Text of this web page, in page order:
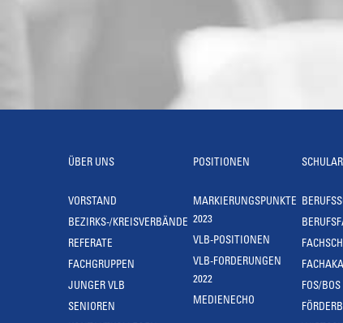
ÜBER UNS
VORSTAND
BEZIRKS-/KREISVERBÄNDE
REFERATE
FACHGRUPPEN
JUNGER VLB
SENIOREN
POSITIONEN
MARKIERUNGSPUNKTE
2023
VLB-POSITIONEN
VLB-FORDERUNGEN
2022
MEDIENECHO
FOS/BOS